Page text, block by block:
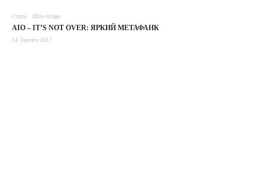
Стиль Шоу-бізнес
AIO – IT’S NOT OVER: ЯРКИЙ МЕТАФАНК
14 Лютого 2017